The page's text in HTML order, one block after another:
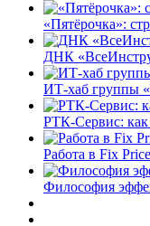
«Пятёрочка»:
ДНК
ИТ-хаб группы
РТК-Сервис: как
Работа в Fix
Философия